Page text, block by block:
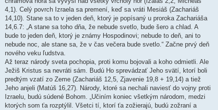
4,1). Celý povrch Izraela sa premení, keď sa vráti Mesiáš (Zachariáš
14,10). Stane sa to v jeden deň, ktorý je popísaný u proroka Zachariáša
14,6.7: „A stane sa toho dňa, že nebude svetlo, bude šero a chlad. A
bude to jeden deň, ktorý je známy Hospodinovi; nebude to deň, ani to
nebude noc, ale stane sa, že v čas večera bude svetlo.“ Začne prvý deň
nového veku ľudstva.
Až teraz národy sveta pochopia, proti komu bojovali a koho odmietli. Ale
Ježiš Kristus sa nevráti sám. Budú Ho sprevádzať Jeho svätí, ktorí boli
predtým vzatí zo Zeme (Zachariáš 12,5, Zjavenie 19,8 + 19,14) a tiež
Jeho anjeli (Matúš 16,27). Národy, ktoré sa nechali naviesť do vojny proti
Izraelu, budú súdené Bohom. „Učiním koniec všetkým národom, medzi
ktorých som ťa rozptýlil. Všetci tí, ktorí ťa zožierajú, budú zožraní a